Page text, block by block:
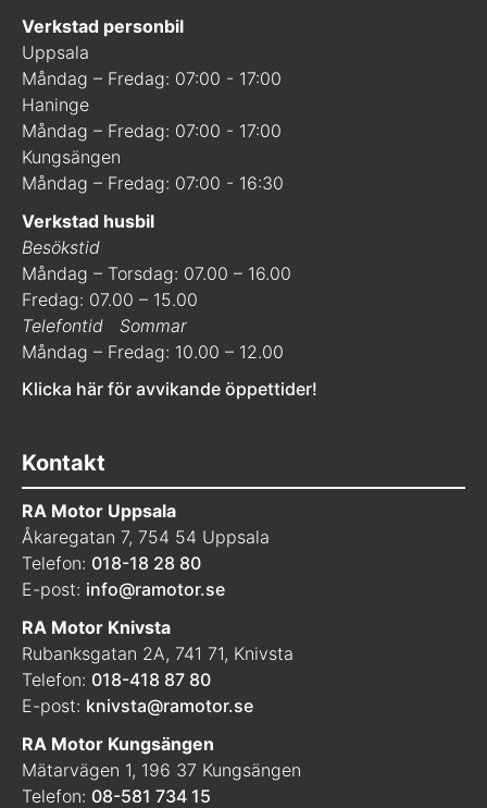
Verkstad personbil
Uppsala
Måndag – Fredag: 07:00 - 17:00
Haninge
Måndag – Fredag: 07:00 - 17:00
Kungsängen
Måndag – Fredag: 07:00 - 16:30
Verkstad husbil
Besökstid
Måndag – Torsdag: 07.00 – 16.00
Fredag: 07.00 – 15.00
Telefontid
Sommar
Måndag – Fredag: 10.00 – 12.00
Klicka här för avvikande öppettider!
Kontakt
RA Motor Uppsala
Åkaregatan 7, 754 54 Uppsala
Telefon: 018-18 28 80
E-post: info@ramotor.se
RA Motor Knivsta
Rubanksgatan 2A, 741 71, Knivsta
Telefon: 018-418 87 80
E-post: knivsta@ramotor.se
RA Motor Kungsängen
Mätarvägen 1, 196 37 Kungsängen
Telefon: 08-581 734 15